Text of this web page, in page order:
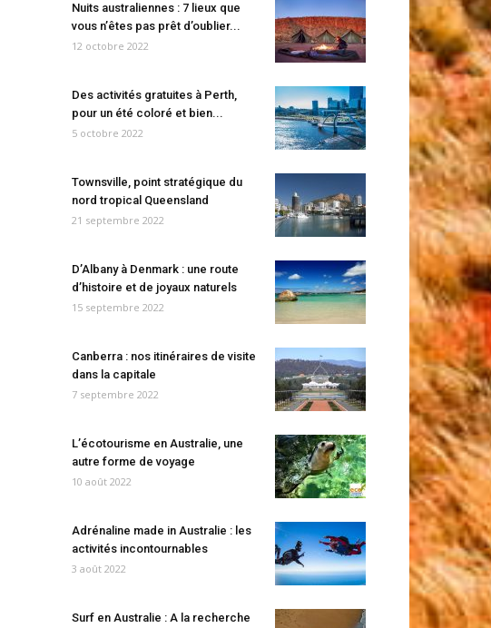
Nuits australiennes : 7 lieux que
vous n’êtes pas prêt d’oublier...
12 octobre 2022
Des activités gratuites à Perth,
pour un été coloré et bien...
5 octobre 2022
Townsville, point stratégique du
nord tropical Queensland
21 septembre 2022
D’Albany à Denmark : une route
d’histoire et de joyaux naturels
15 septembre 2022
Canberra : nos itinéraires de visite
dans la capitale
7 septembre 2022
L’écotourisme en Australie, une
autre forme de voyage
10 août 2022
Adrénaline made in Australie : les
activités incontournables
3 août 2022
Surf en Australie : A la recherche